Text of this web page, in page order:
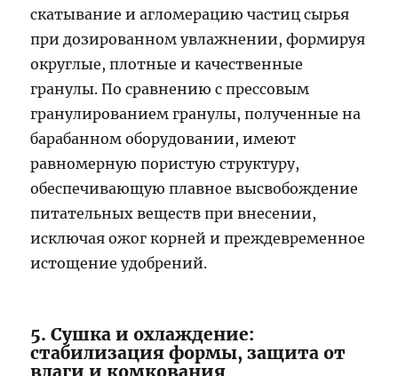
скатывание и агломерацию частиц сырья
при дозированном увлажнении, формируя
округлые, плотные и качественные
гранулы. По сравнению с прессовым
гранулированием гранулы, полученные на
барабанном оборудовании, имеют
равномерную пористую структуру,
обеспечивающую плавное высвобождение
питательных веществ при внесении,
исключая ожог корней и преждевременное
истощение удобрений.
5. Сушка и охлаждение:
стабилизация формы, защита от